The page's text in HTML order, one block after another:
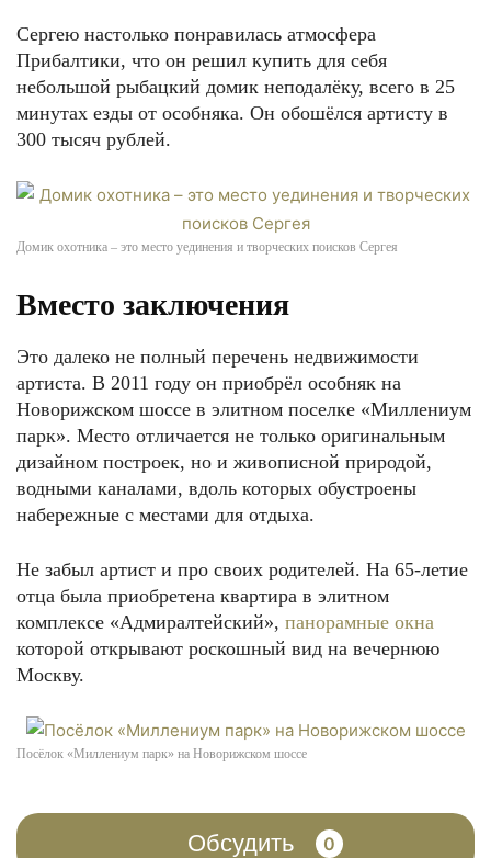
Сергею настолько понравилась атмосфера
Прибалтики, что он решил купить для себя
небольшой рыбацкий домик неподалёку, всего в 25
минутах езды от особняка. Он обошёлся артисту в
300 тысяч рублей.
Домик охотника – это место уединения и творческих поисков Сергея
Вместо заключения
Это далеко не полный перечень недвижимости
артиста. В 2011 году он приобрёл особняк на
Новорижском шоссе в элитном поселке «Миллениум
парк». Место отличается не только оригинальным
дизайном построек, но и живописной природой,
водными каналами, вдоль которых обустроены
набережные с местами для отдыха.
Не забыл артист и про своих родителей. На 65-летие
отца была приобретена квартира в элитном
комплексе «Адмиралтейский», панорамные окна
которой открывают роскошный вид на вечернюю
Москву.
Посёлок «Миллениум парк» на Новорижском шоссе
Обсудить 0